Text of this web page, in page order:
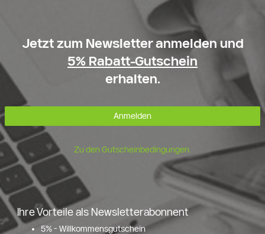
Jetzt zum Newsletter anmelden und
5% Rabatt-Gutschein
erhalten.
Anmelden
Zu den Gutscheinbedingungen.
Ihre Vorteile als Newsletterabonnent
5% - Willkommensgutschein